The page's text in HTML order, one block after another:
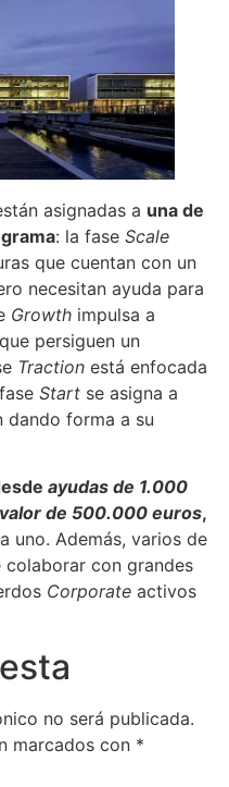
asignadas a una de
: la fase Scale
que cuentan con un
necesitan ayuda para
Growth impulsa a
persiguen un
Traction está enfocada
Start se asigna a
dando forma a su
ayudas de 1.000
de 500.000 euros,
uno. Además, varios de
con grandes
Corporate activos
no será publicada.
marcados con *